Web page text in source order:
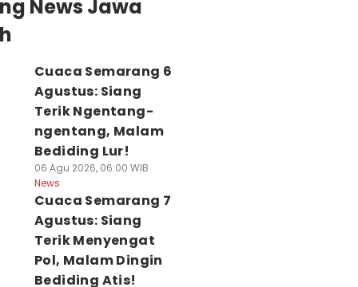
News Jawa
Cuaca Semarang 6
Agustus: Siang
Terik Ngentang-
ngentang, Malam
Bediding Lur!
06 Agu 2026, 06:00 WIB
News
Cuaca Semarang 7
Agustus: Siang
Terik Menyengat
Pol, Malam Dingin
Bediding Atis!